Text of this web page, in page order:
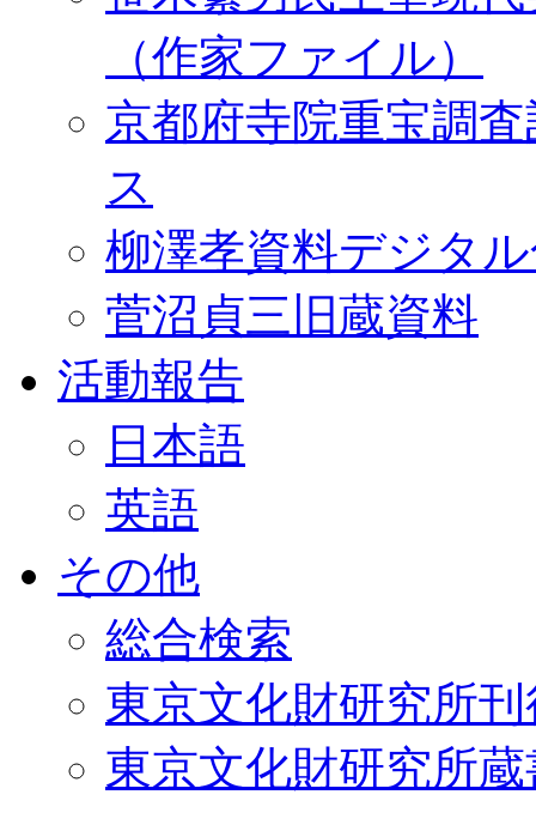
（作家ファイル）
京都府寺院重宝調
ス
柳澤孝資料デジタ
菅沼貞三旧蔵資料
活動報告
日本語
英語
その他
総合検索
東京文化財研究所
東京文化財研究所